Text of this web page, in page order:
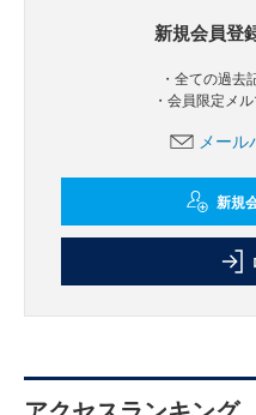
新規会員登
・全ての過去
・会員限定メ
メー
新規